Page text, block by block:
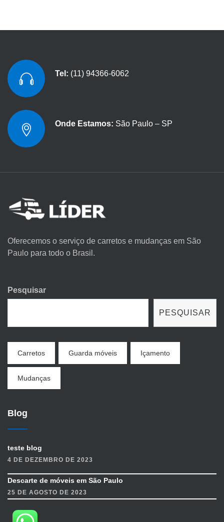
Tel: (11) 94366-6062
Onde Estamos: São Paulo – SP
Oferecemos o serviço de carretos e mudanças em São
Paulo para todo o Brasil.
Pesquisar
PESQUISAR
Carretos Guarda móveis Içamento
Mudanças
Blog
teste blog
4 DE DEZEMBRO DE 2023
Descarte de móveis em São Paulo
25 DE AGOSTO DE 2023